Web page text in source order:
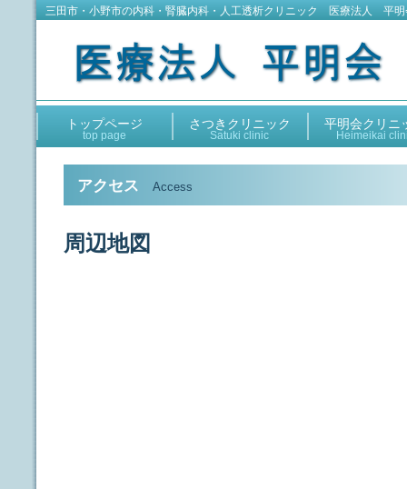
三田市・小野市の内科・腎臓内科・人工透析クリニック 医療法人 平明
アクセス Access
周辺地図
トップページ
top page
さつきクリニック
Satuki clinic
平明会クリニ
Heimeikai